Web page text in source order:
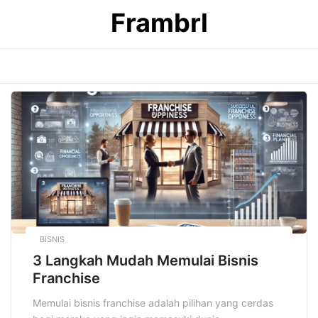
Frambrl
BISNIS
3 Langkah Mudah Memulai Bisnis
Franchise
Memulai bisnis franchise adalah pilihan yang cerdas